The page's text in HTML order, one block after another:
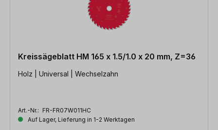
Kreissägeblatt HM 165 x 1.5/1.0 x 20 mm, Z=36
Holz | Universal | Wechselzahn
Art.-Nr.: FR-FR07W011HC
Auf Lager, Lieferung in 1-2 Werktagen